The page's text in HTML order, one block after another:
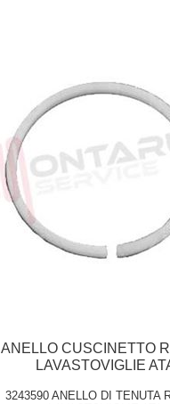
ANELLO CUSCINETTO
LAVASTOVIGLIE
3243590 ANELLO DI TENUTA